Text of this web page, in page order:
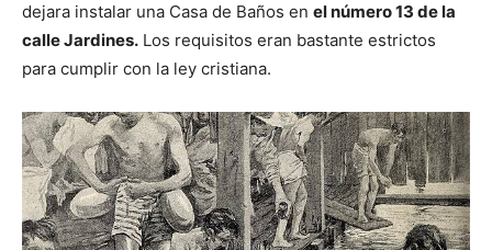
dejara instalar una Casa de Baños en el número 13 de la
calle Jardines. Los requisitos eran bastante estrictos
para cumplir con la ley cristiana.